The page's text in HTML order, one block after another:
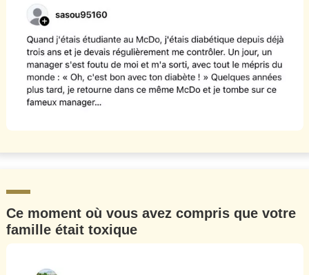
Ce moment où vous avez compris que votre
famille était toxique